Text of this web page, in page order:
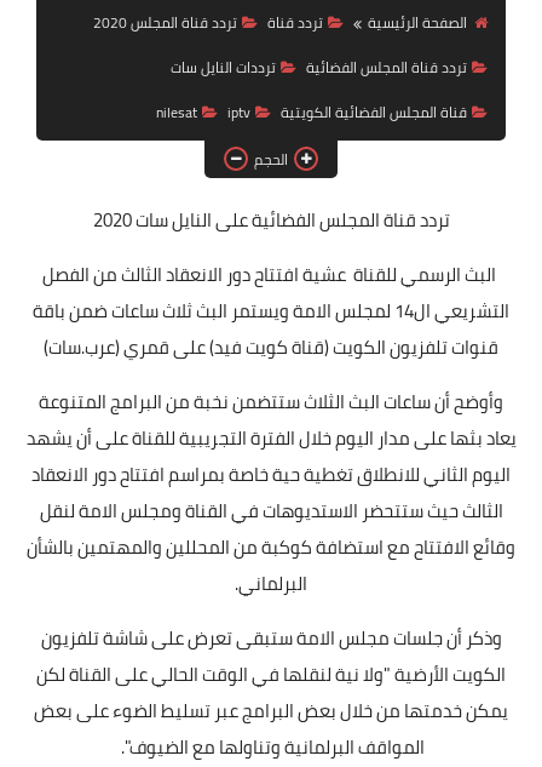
تردد قناة
nilesat
iptv
ترددات النايل سات
ترددات النايل سات
الصفحة الرئيسية
تردد قناة
تردد قناة المجلس 2020
تردد قناة المجلس الفضائية
ترددات النايل سات
قناة المجلس الفضائية الكويتية
iptv
nilesat
الحجم
تردد قناة المجلس الفضائيةعلى النايل سات 2020
البث الرسمي للقناة عشية افتتاح دور الانعقاد الثالث من الفصل
التشريعي ال14 لمجلس الامة ويستمر البث ثلاث ساعات ضمن باقة
قنوات تلفزيون الكويت (قناة كويت فيد) على قمري (عرب.سات)
وأوضح أن ساعات البث الثلاث ستتضمن نخبة من البرامج المتنوعة
يعاد بثها على مدار اليوم خلال الفترة التجريبية للقناة على أن يشهد
اليوم الثاني للانطلاق تغطية حية خاصة بمراسم افتتاح دور الانعقاد
الثالث حيث ستتحضر الاستديوهات في القناة ومجلس الامة لنقل
وقائع الافتتاح مع استضافة كوكبة من المحللين والمهتمين بالشأن
البرلماني.
وذكر أن جلسات مجلس الامة ستبقى تعرض على شاشة تلفزيون
الكويت الأرضية "ولا نية لنقلها في الوقت الحالي على القناة لكن
يمكن خدمتها من خلال بعض البرامج عبر تسليط الضوء على بعض
المواقف البرلمانية وتناولها مع الضيوف".